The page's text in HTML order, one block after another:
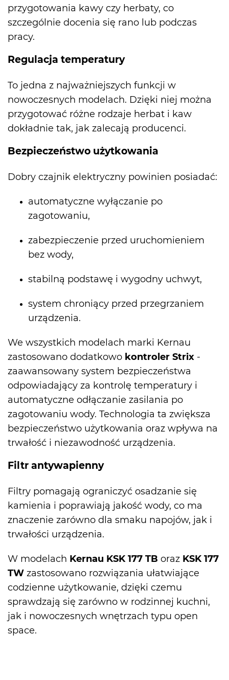
przygotowania kawy czy herbaty, co
szczególnie docenia się rano lub podczas
pracy.
Regulacja temperatury
To jedna z najważniejszych funkcji w
nowoczesnych modelach. Dzięki niej można
przygotować różne rodzaje herbat i kaw
dokładnie tak, jak zalecają producenci.
Bezpieczeństwo użytkowania
Dobry czajnik elektryczny powinien posiadać:
automatyczne wyłączanie po
zagotowaniu,
zabezpieczenie przed uruchomieniem
bez wody,
stabilną podstawę i wygodny uchwyt,
system chroniący przed przegrzaniem
urządzenia.
We wszystkich modelach marki Kernau
zastosowano dodatkowo kontroler Strix -
zaawansowany system bezpieczeństwa
odpowiadający za kontrolę temperatury i
automatyczne odłączanie zasilania po
zagotowaniu wody. Technologia ta zwiększa
bezpieczeństwo użytkowania oraz wpływa na
trwałość i niezawodność urządzenia.
Filtr antywapienny
Filtry pomagają ograniczyć osadzanie się
kamienia i poprawiają jakość wody, co ma
znaczenie zarówno dla smaku napojów, jak i
trwałości urządzenia.
W modelach Kernau KSK 177 TB oraz KSK 177
TW zastosowano rozwiązania ułatwiające
codzienne użytkowanie, dzięki czemu
sprawdzają się zarówno w rodzinnej kuchni,
jak i nowoczesnych wnętrzach typu open
space.